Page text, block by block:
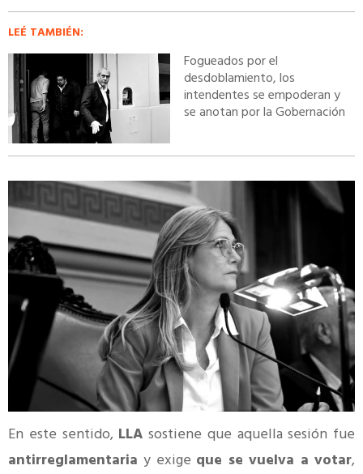
LEÉ TAMBIÉN:
Fogueados por el
desdoblamiento, los
intendentes se empoderan y
se anotan por la Gobernación
En este sentido, LLA sostiene que aquella sesión fue
antirreglamentariay exige que se vuelva a votar,